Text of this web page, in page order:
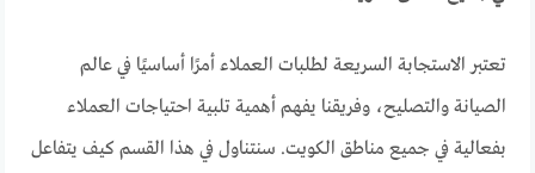
تعتبر الاستجابة السريعة لطلبات العملاء أمرًا أساسيًا في عالم
الصيانة والتصليح، وفريقنا يفهم أهمية تلبية احتياجات العملاء
بفعالية في جميع مناطق الكويت. سنتناول في هذا القسم كيف يتفاعل